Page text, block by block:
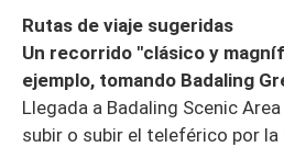
Rutas de viaje sugeridas
Un recorrido "clásico y
ejemplo, tomando Badaling
Llegada a Badaling Scenic
subir o subir el teleférico por la